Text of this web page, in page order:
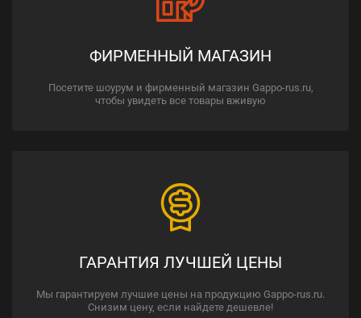
ФИРМЕННЫЙ МАГАЗИН
Посетите шоурум и фирменный магазин Gappo-rus.ru,
чтобы увидеть все товары вживую
ГАРАНТИЯ ЛУЧШЕЙ ЦЕНЫ
Мы гарантируем лучшие цены на продукцию Gappo-rus.ru.
Снизим цену, если найдете дешевле!